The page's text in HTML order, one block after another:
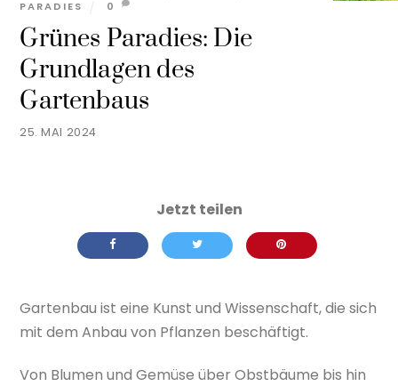
25. MAI 2024
Grünes Paradies: Die
Grundlagen des
Gartenbaus
PARADIES
0
Gartenbau ist eine Kunst und Wissenschaft, die sich
mit dem Anbau von Pflanzen beschäftigt.
Von Blumen und Gemüse über Obstbäume bis hin